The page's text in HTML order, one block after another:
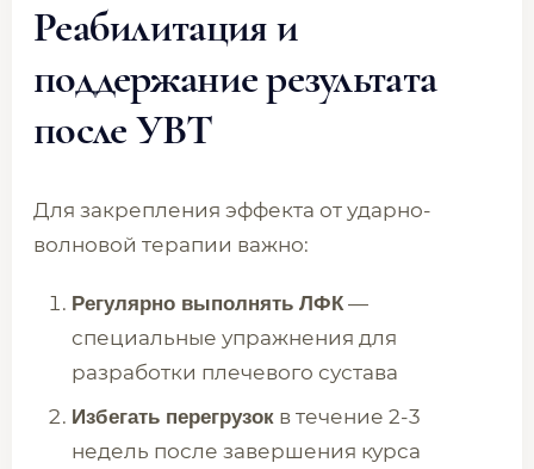
Реабилитация и
поддержание результата
после УВТ
Для закрепления эффекта от ударно-
волновой терапии важно:
Регулярно выполнять ЛФК—
специальные упражнения для
разработки плечевого сустава
Избегать перегрузок в течение 2-3
недель после завершения курса